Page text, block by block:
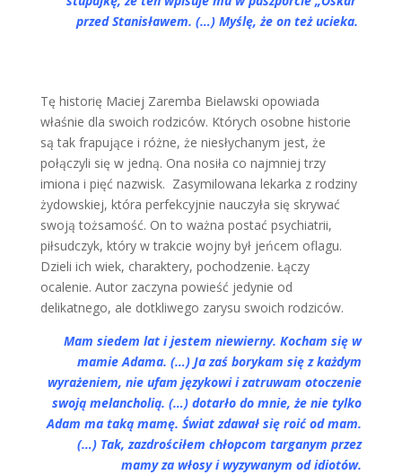
przed Stanisławem. (…) Myślę, że on też ucieka.
Tę historię Maciej Zaremba Bielawski opowiada
właśnie dla swoich rodziców. Których osobne historie
są tak frapujące i różne, że niesłychanym jest, że
połączyli się w jedną. Ona nosiła co najmniej trzy
imiona i pięć nazwisk. Zasymilowana lekarka z rodziny
żydowskiej, która perfekcyjnie nauczyła się skrywać
swoją tożsamość. On to ważna postać psychiatrii,
piłsudczyk, który w trakcie wojny był jeńcem oflagu.
Dzieli ich wiek, charaktery, pochodzenie. Łączy
ocalenie. Autor zaczyna powieść jedynie od
delikatnego, ale dotkliwego zarysu swoich rodziców.
Mam siedem lat i jestem niewierny. Kocham się w
mamie Adama. (…) Ja zaś borykam się z każdym
wyrażeniem, nie ufam językowi i zatruwam otoczenie
swoją melancholią. (…) dotarło do mnie, że nie tylko
Adam ma taką mamę. Świat zdawał się roić od mam.
(…) Tak, zazdrościłem chłopcom targanym przez
mamy za włosy i wyzywanym od idiotów.